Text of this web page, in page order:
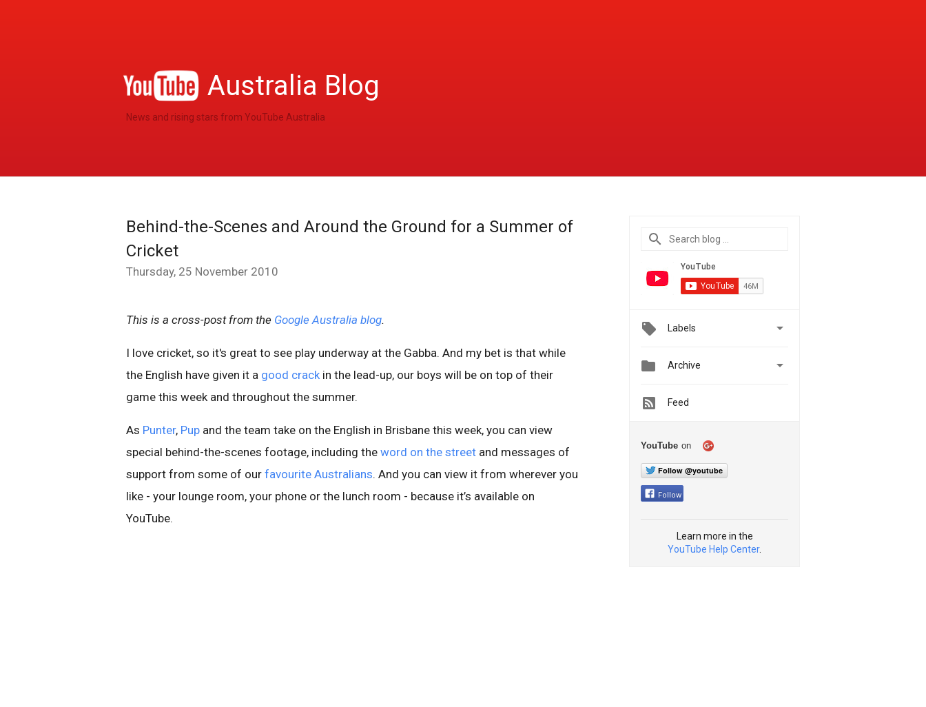
Australia Blog
News and rising stars from YouTube Australia
Behind-the-Scenes and Around the Ground for a Summer of
Cricket
Thursday, 25 November 2010
This is a cross-post from the Google Australia blog.
I love cricket, so it's great to see play underway at the Gabba. And my bet is that while
the English have given it a good crack in the lead-up, our boys will be on top of their
game this week and throughout the summer.
As Punter, Pup and the team take on the English in Brisbane this week, you can view
special behind-the-scenes footage, including the word on the street and messages of
support from some of our favourite Australians. And you can view it from wherever you
like - your lounge room, your phone or the lunch room - because it’s available on
YouTube.
Labels 
 Archive 
Feed
YouTube on
Follow @youtube
Follow
Learn more in the
YouTube Help Center.